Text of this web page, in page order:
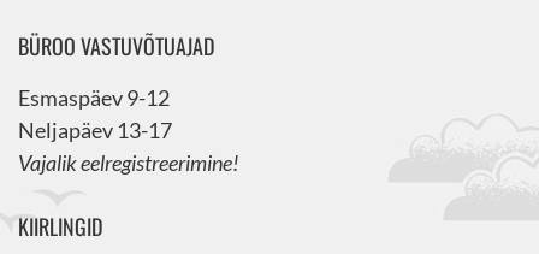
BÜROO VASTUVÕTUAJAD
Esmaspäev 9-12
Neljapäev 13-17
Vajalik eelregistreerimine!
KIIRLINGID